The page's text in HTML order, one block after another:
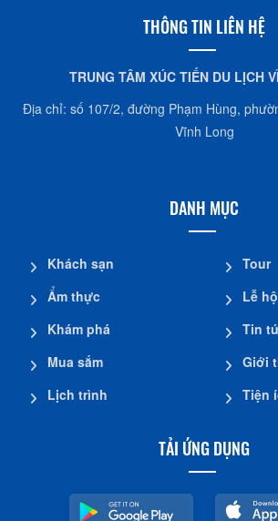
THÔNG TIN LIÊN HỆ
TRUNG TÂM XÚC TIẾN DU LỊCH
Địa chỉ: số 107/2, đường Phạm Hùng,
Vĩnh Long
DANH MỤC
Khách sạn
Ẩm thực
Khám phá
Mua sắm
Lịch trình
Tour
Lễ
Tin
Giới
Tiện
TẢI ỨNG DỤNG